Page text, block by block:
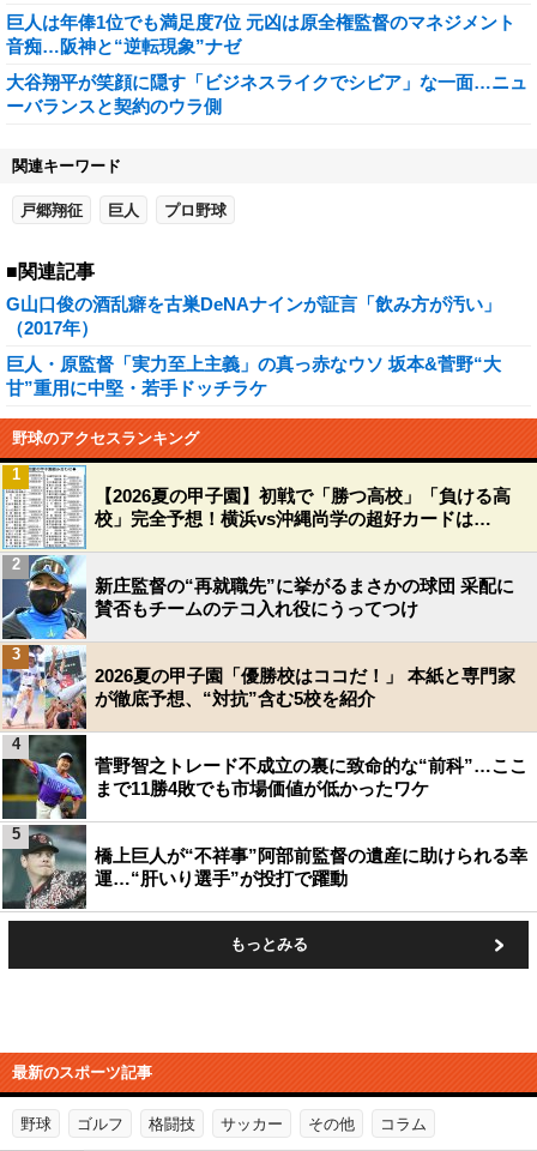
巨人は年俸1位でも満足度7位 元凶は原全権監督のマネジメント
音痴…阪神と“逆転現象”ナゼ
大谷翔平が笑顔に隠す「ビジネスライクでシビア」な一面…ニュ
ーバランスと契約のウラ側
関連キーワード
戸郷翔征 巨人 プロ野球
■関連記事
G山口俊の酒乱癖を古巣DeNAナインが証言「飲み方が汚い」
（2017年）
巨人・原監督「実力至上主義」の真っ赤なウソ 坂本&菅野“大
甘”重用に中堅・若手ドッチラケ
野球のアクセスランキング
【2026夏の甲子園】初戦で「勝つ高校」「負ける高
校」完全予想！横浜vs沖縄尚学の超好カードは…
1
新庄監督の“再就職先”に挙がるまさかの球団 采配に
賛否もチームのテコ入れ役にうってつけ
2
2026夏の甲子園「優勝校はココだ！」 本紙と専門家
が徹底予想、“対抗”含む5校を紹介
3
菅野智之トレード不成立の裏に致命的な“前科”…ここ
まで11勝4敗でも市場価値が低かったワケ
4
橋上巨人が“不祥事”阿部前監督の遺産に助けられる幸
運…“肝いり選手”が投打で躍動
5
もっとみる
最新のスポーツ記事
野球 ゴルフ 格闘技 サッカー その他 コラム